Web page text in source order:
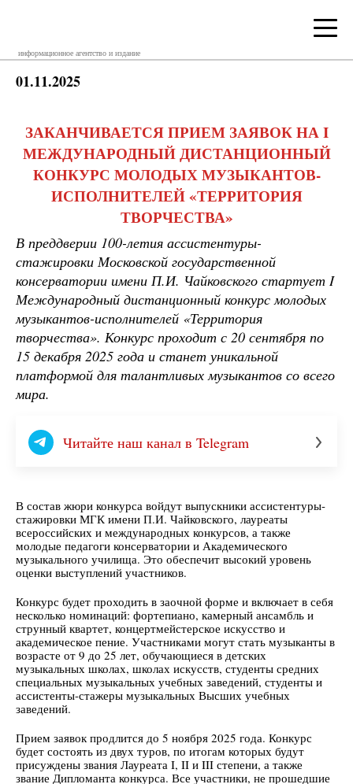
информационное агентство и издание
01.11.2025
ЗАКАНЧИВАЕТСЯ ПРИЕМ ЗАЯВОК НА I
МЕЖДУНАРОДНЫЙ ДИСТАНЦИОННЫЙ
КОНКУРС МОЛОДЫХ МУЗЫКАНТОВ-
ИСПОЛНИТЕЛЕЙ «ТЕРРИТОРИЯ
ТВОРЧЕСТВА»
В преддверии 100-летия ассистентуры-
стажировки Московской государственной
консерватории имени П.И. Чайковского стартует I
Международный дистанционный конкурс молодых
музыкантов-исполнителей «Территория
творчества». Конкурс проходит с 20 сентября по
15 декабря 2025 года и станет уникальной
платформой для талантливых музыкантов со всего
мира.
Читайте наш канал в Telegram
В состав жюри конкурса войдут выпускники ассистентуры-
стажировки МГК имени П.И. Чайковского, лауреаты
всероссийских и международных конкурсов, а также
молодые педагоги консерватории и Академического
музыкального училища. Это обеспечит высокий уровень
оценки выступлений участников.
Конкурс будет проходить в заочной форме и включает в себя
несколько номинаций: фортепиано, камерный ансамбль и
струнный квартет, концертмейстерское искусство и
академическое пение. Участниками могут стать музыканты в
возрасте от 9 до 25 лет, обучающиеся в детских
музыкальных школах, школах искусств, студенты средних
специальных музыкальных учебных заведений, студенты и
ассистенты-стажеры музыкальных Высших учебных
заведений.
Прием заявок продлится до 5 ноября 2025 года. Конкурс
будет состоять из двух туров, по итогам которых будут
присуждены звания Лауреата I, II и III степени, а также
звание Дипломанта конкурса. Все участники, не прошедшие